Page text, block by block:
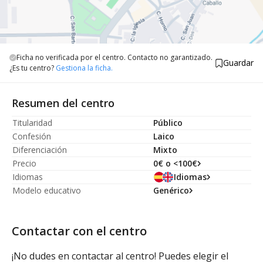
Ficha no verificada por el centro. Contacto no garantizado.
¿Es tu centro? Gestiona la ficha. Guardar
Resumen del centro
Titularidad
Público
Confesión
Laico
Diferenciación
Mixto
Precio
0€ o <100€
Idiomas
Idiomas
Modelo educativo
Genérico
Contactar con el centro
¡No dudes en contactar al centro! Puedes elegir el